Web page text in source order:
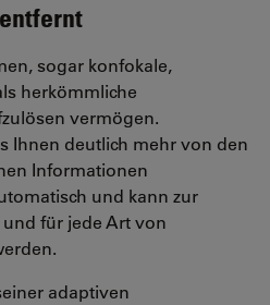
sogar konfokale,
herkömmliche
vermögen.
Ihnen deutlich mehr von den
Informationen
und kann zur
für jede Art von
adaptiven